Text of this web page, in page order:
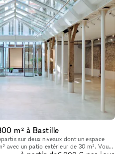
m² à Bastille
sur deux niveaux dont un espace
avec un patio extérieur de 30 m². Vous